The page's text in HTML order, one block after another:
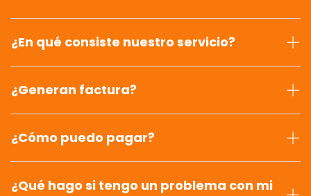
¿En qué consiste nuestro servicio?
¿Generan factura?
¿Cómo puedo pagar?
¿Qué hago si tengo un problema con mi